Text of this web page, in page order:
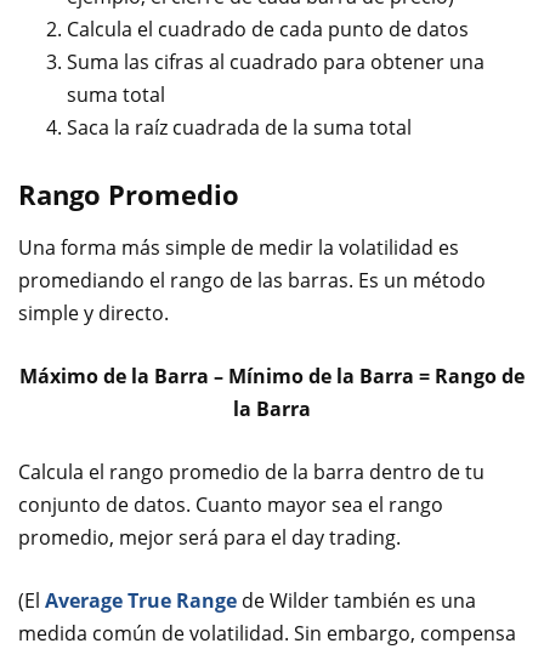
Calcula el cuadrado de cada punto de datos
Suma las cifras al cuadrado para obtener una
suma total
Saca la raíz cuadrada de la suma total
Rango Promedio
Una forma más simple de medir la volatilidad es
promediando el rango de las barras. Es un método
simple y directo.
Máximo de la Barra – Mínimo de la Barra = Rango de
la Barra
Calcula el rango promedio de la barra dentro de tu
conjunto de datos. Cuanto mayor sea el rango
promedio, mejor será para el day trading.
(El Average True Range de Wilder también es una
medida común de volatilidad. Sin embargo, compensa